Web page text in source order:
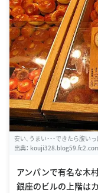
安い､うまい・・・できたら腹い
出典：
アンパンで有名な木
銀座のビルの上階は